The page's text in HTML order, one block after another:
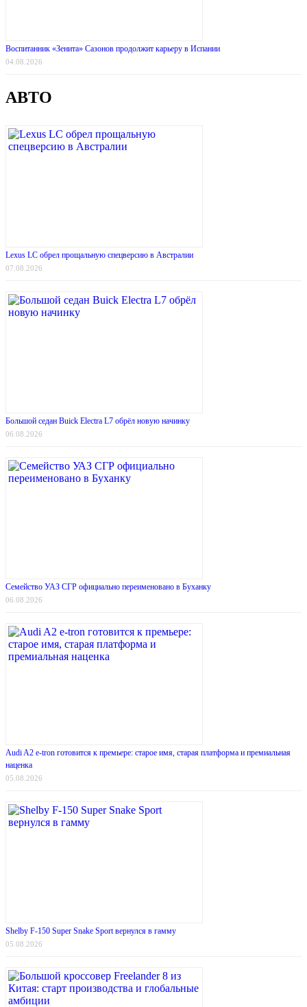
Воспитанник «Зенита» Сазонов продолжит карьеру в Испании
04.08.2026
АВТО
Lexus LC обрел прощальную спецверсию в Австралии
07.08.2026
Большой седан Buick Electra L7 обрёл новую начинку
06.08.2026
Семейство УАЗ СГР официально переименовано в Буханку
06.08.2026
Audi A2 e-tron готовится к премьере: старое имя, старая платформа и премиальная
наценка
05.08.2026
Shelby F-150 Super Snake Sport вернулся в гамму
05.08.2026